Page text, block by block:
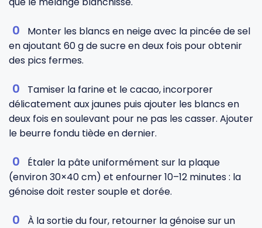
Monter les blancs en neige avec la pincée de sel
en ajoutant 60 g de sucre en deux fois pour obtenir
des pics fermes.
Tamiser la farine et le cacao, incorporer
délicatement aux jaunes puis ajouter les blancs en
deux fois en soulevant pour ne pas les casser. Ajouter
le beurre fondu tiède en dernier.
Étaler la pâte uniformément sur la plaque
(environ 30×40 cm) et enfourner 10–12 minutes : la
génoise doit rester souple et dorée.
À la sortie du four, retourner la génoise sur un